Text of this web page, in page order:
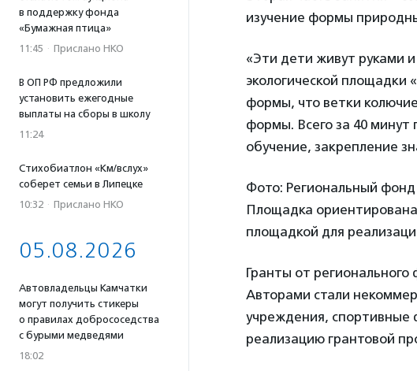
в поддержку фонда
«Бумажная птица»
11:45 · Прислано НКО
В ОП РФ предложили
установить ежегодные
выплаты на сборы в школу
11:24
Стихобиатлон «Км/вслух»
соберет семьи в Липецке
10:32 · Прислано НКО
05.08.2026
Автовладельцы Камчатки
могут получить стикеры
о правилах добрососедства
с бурыми медведями
18:02
изучение формы
«Эти дети живут руками
экологической площадки
формы, что ветки
формы. Всего за 40
обучение, закрепление
Фото: Региональный
Площадка
площадкой для
Гранты от регионального
Авторами стали
учреждения, спортивные
реализацию грантовой